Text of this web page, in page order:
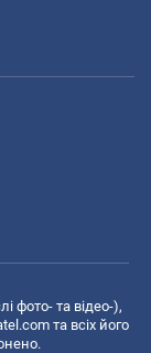
фото- та відео-),
та всіх його